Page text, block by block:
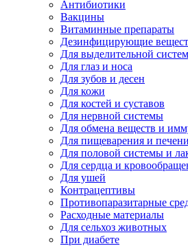
Антибиотики
Вакцины
Витаминные препараты
Дезинфицирующие
Для выделительной
Для глаз и носа
Для зубов и десен
Для кожи
Для костей и суставов
Для нервной системы
Для обмена веществ и
Для пищеварения и печени
Для половой системы и
Для сердца и
Для ушей
Контрацептивы
Противопаразитарные
Расходные материалы
Для сельхоз животных
При диабете